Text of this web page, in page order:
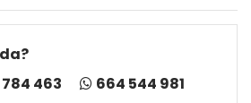
463 664 544 981